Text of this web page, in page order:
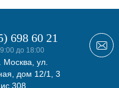
698 60 21
до 18:00
Москва, ул.
дом 12/1, 3
308